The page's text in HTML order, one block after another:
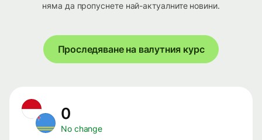
няма да пропуснете най-актуалните новини.
Проследяване на валутния курс
0
No change